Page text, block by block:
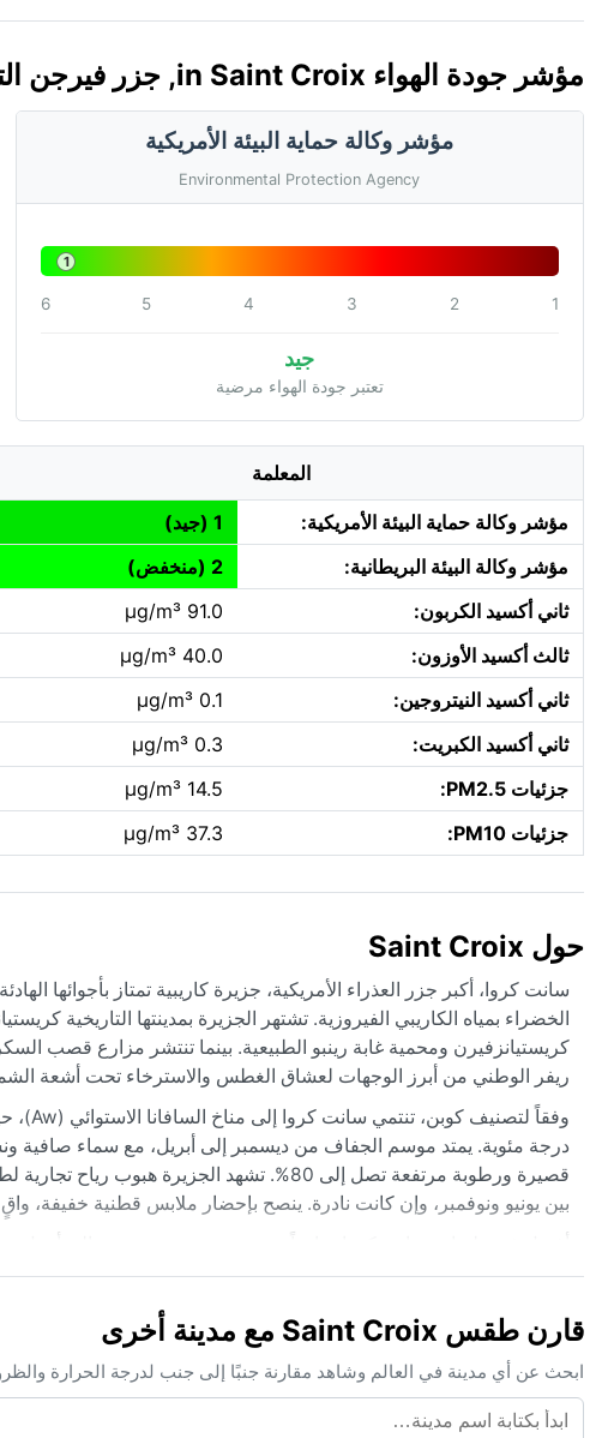
مؤشر جودة الهواء in Saint Croix, جزر فيرجن التابعة للولايات المتحدة 🇻🇮 (AQI)
مؤشر وكالة حماية البيئة الأمريكية
Environmental Protection Agency
1
1
2
3
4
5
6
جيد
تعتبر جودة الهواء مرضية
المعلمة
مؤشر وكالة حماية البيئة الأمريكية:
1 (جيد)
مؤشر وكالة البيئة البريطانية:
2 (منخفض)
ثاني أكسيد الكربون:
91.0 µg/m³
ثالث أكسيد الأوزون:
40.0 µg/m³
ثاني أكسيد النيتروجين:
0.1 µg/m³
ثاني أكسيد الكبريت:
0.3 µg/m³
جزئيات PM2.5:
14.5 µg/m³
جزئيات PM10:
37.3 µg/m³
حول Saint Croix
سانت كروا، أكبر جزر العذراء الأمريكية، جزيرة كاريبية تمتاز بأجوائها
الخضراء بمياه الكاريبي الفيروزية. تشتهر الجزيرة بمدينتها التاريخية
كريستيانزفيرن ومحمية غابة رينبو الطبيعية. بينما تنتشر مزارع قصب
ريفر الوطني من أبرز الوجهات لعشاق الغطس والاسترخاء تحت أشعة
درجة مئوية. يمتد موسم الجفاف من ديسمبر إلى أبريل، مع سماء صافية
قصيرة ورطوبة مرتفعة تصل إلى 80%. تشهد
بين يونيو ونوفمبر، وإن كانت نادرة. ينصح بإحضار ملابس قطنية
لاستكشاف الشعاب المرجانية أو التنزه في المتنزهات. مع ذلك، قد
لكن لا يؤثر كثيراً على خطط السفر. خلال موسم الأمطار، قد تكون
بساتين النخيل.
قارن طقس Saint Croix مع مدينة أخرى
ابحث عن أي مدينة في العالم وشاهد مقارنة جنبًا إلى جنب لدرجة الحرارة